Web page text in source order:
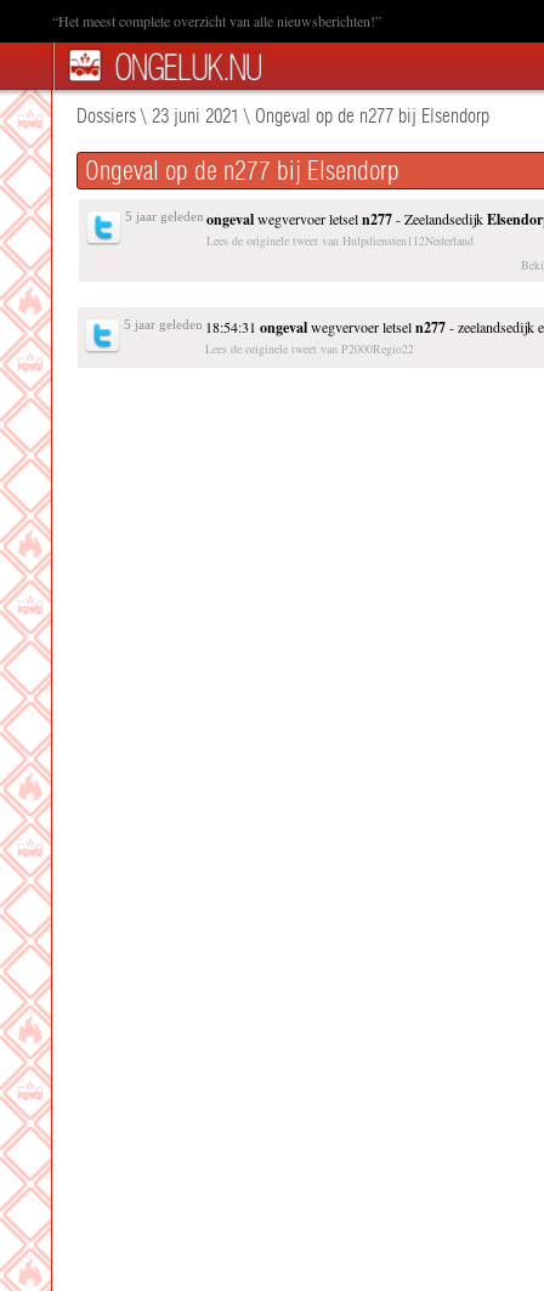
“Het meest complete overzicht van alle nieuwsberichten!”
Dossiers\ 23 juni 2021 \ Ongeval op de n277 bij Elsendorp
Ongeval op de n277 bij Elsendorp
5 jaar geleden ongevalwegvervoer letseln277- Zeelandsedijk
Lees de originele tweet van Hulpdiensten112Nederland
5 jaar geleden 18:54:31 ongevalwegvervoer letseln277- zeelandsedijk
Lees de originele tweet van P2000Regio22